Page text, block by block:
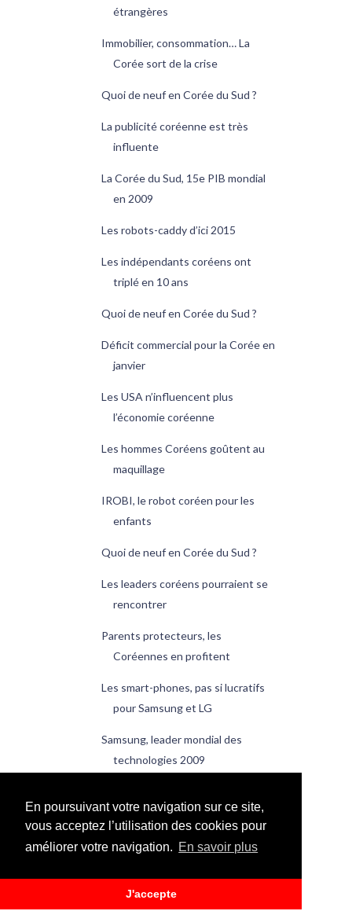
En poursuivant votre navigation sur ce site,
vous acceptez l’utilisation des cookies pour
améliorer votre navigation. En savoir plus
J'accepte
étrangères
Immobilier, consommation… La
Corée sort de la crise
Quoi de neuf en Corée du Sud ?
La publicité coréenne est très
influente
La Corée du Sud, 15e PIB mondial
en 2009
Les robots-caddy d’ici 2015
Les indépendants coréens ont
triplé en 10 ans
Quoi de neuf en Corée du Sud ?
Déficit commercial pour la Corée en
janvier
Les USA n’influencent plus
l’économie coréenne
Les hommes Coréens goûtent au
maquillage
IROBI, le robot coréen pour les
enfants
Quoi de neuf en Corée du Sud ?
Les leaders coréens pourraient se
rencontrer
Parents protecteurs, les
Coréennes en profitent
Les smart-phones, pas si lucratifs
pour Samsung et LG
Samsung, leader mondial des
technologies 2009
►janvier(20)